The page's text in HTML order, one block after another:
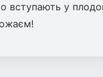
вступають у